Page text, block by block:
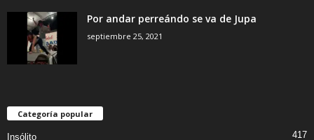
Por andar perreándo se va de Jupa
septiembre 25, 2021
Categoría popular
Insólito 417